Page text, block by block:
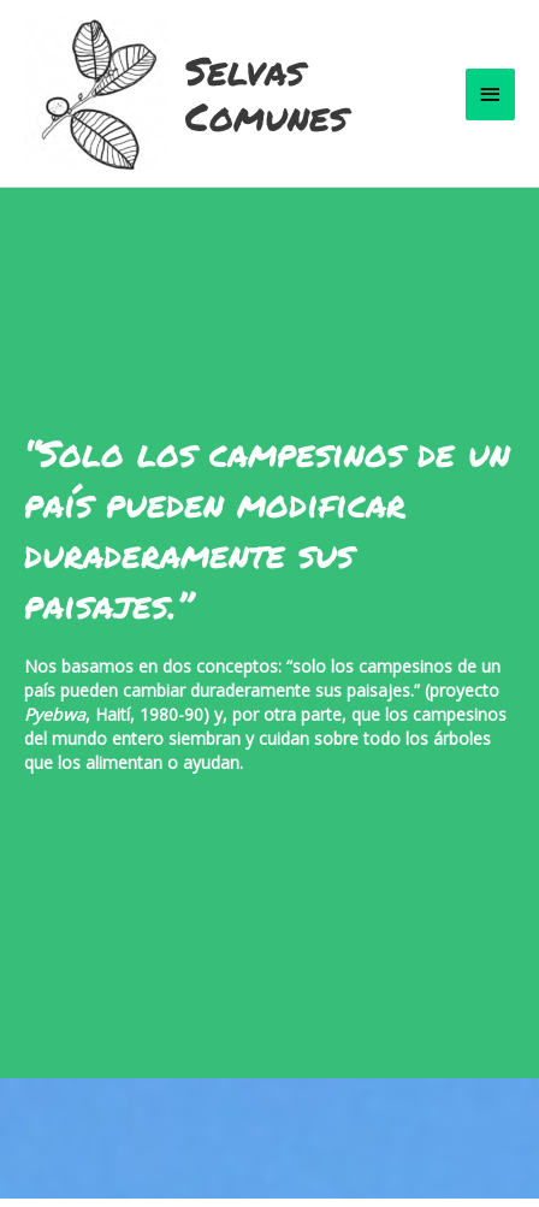
contenido
Selvas
Comunes
“Solo los campesinos de un
país pueden modificar
duraderamente sus
paisajes.”
Nos basamos en dos conceptos: “solo los campesinos de un
país pueden cambiar duraderamente sus paisajes.” (proyecto
Pyebwa, Haití, 1980-90) y, por otra parte, que los campesinos
del mundo entero siembran y cuidan sobre todo los árboles
que los alimentan o ayudan.